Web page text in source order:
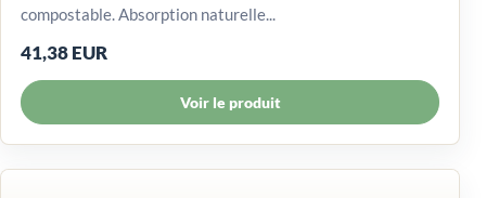
compostable. Absorption naturelle...
41,38 EUR
Voir le produit